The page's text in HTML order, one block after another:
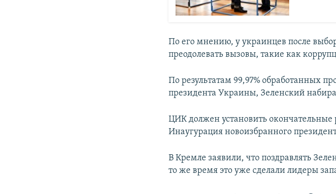
По его мнению, у украинцев после
преодолевать вызовы, такие как
По результатам 99,97% обработанных
президента Украины, Зеленский
ЦИК должен установить окончательные
Инаугурация новоизбранного
В Кремле заявили, что поздравлять
то же время это уже сделали лидеры